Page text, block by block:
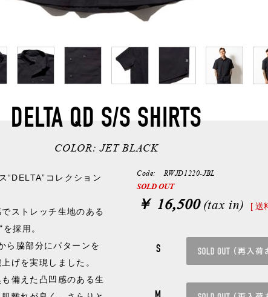
“DELTA”コレクション
ストレッチ生地のある
採用。
脇部分にパターンを
げを実現しました。
備えた凸凹感のある生
Code: RWJD1220-JBL
SOLD OUT
￥ 16,500(tax in) [ 送
S
DELTA QD S/S SHIRTS
COLOR:JET BLACK